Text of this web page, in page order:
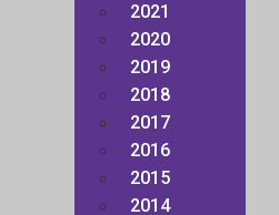
2021
2020
2019
2018
2017
2016
2015
2014